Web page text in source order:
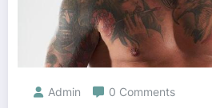
Admin 0 Comments